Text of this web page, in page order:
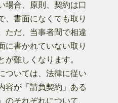
場合、原則、契約は口
、書面になくても取り
ただ、当事者間で相違
に書かれていない取り
が難しくなります。
ついては、法律に従い
容が「請負契約」ある
のそれぞれについて、